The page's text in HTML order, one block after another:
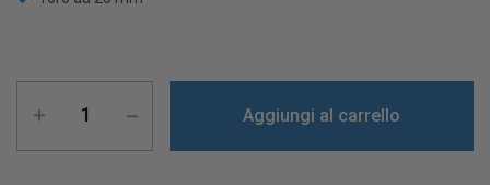
Aggiungi al carrello